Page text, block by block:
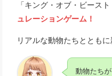
「キング・オブ・ビース
ュレーションゲーム！
リアルな動物たちととも
動物たち